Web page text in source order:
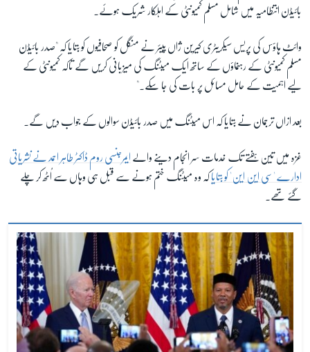
بائیڈن انتظامیہ میں شامل مسلم کمیونٹی کے اہلکار شریک ہوئے۔
وائٹ ہاؤس کی پریس سیکریٹری کیرین ژاں پیئر نے منگل کو صحافیوں کو بتایا کہ "صدر بائیڈن
مسلم کمیونٹی کے رہنماؤں کے ساتھ ایک میٹنگ کی میزبانی کریں گے تاکہ کمیونٹی کے
لیے اہمیت کے حامل مسائل پر بات کی جا سکے۔"
بعد ازاں ترجمان نے بتایا کہ اس میٹنگ میں صدر بائیڈن سوالوں کے جواب دیں گے۔
غزہ میں تین ہفتے تک خدمات سر انجام دینے والے ایمرجنسی روم ڈاکٹر طاہر احمد نے نشریاتی
ادارے 'سی این این' کو بتایا کہ وہ میٹنگ ختم ہونے سے قبل ہی وہاں سے اُٹھ کر چلے
گئے تھے۔